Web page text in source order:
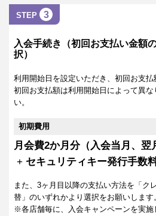
STEP 3
入会手続き（初回お支払い金額
択）
利用開始日を設定いただき、初回お支払
初回お支払額は利用開始日によって異
い。
初期費用
月会費2か月分（入会当月、翌
+ セキュリティキー発行手数
また、3ヶ月目以降の支払い方法を「ク
替」のいずれかより選択をお願いします
※各店舗毎に、入会キャンペーンを実施